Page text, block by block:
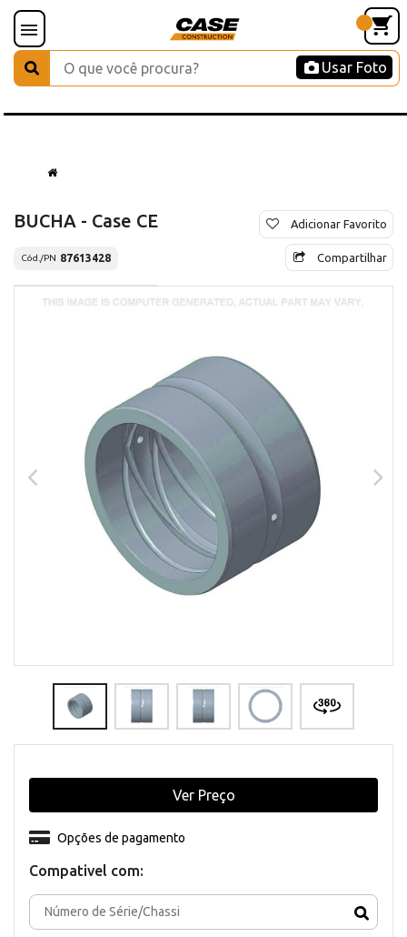
Usar Foto
BUCHA - Case CE
Cód./PN 87613428
Adicionar Favorito
Compartilhar
Compativel com:
Opções de pagamento
Ver Preço